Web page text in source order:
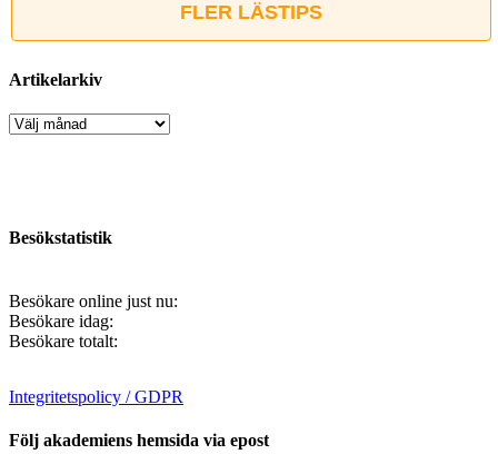
FLER LÄSTIPS
Artikelarkiv
Artikelarkiv
Besökstatistik
Besökare online just nu:
Besökare idag:
Besökare totalt:
Integritetspolicy / GDPR
Följ akademiens hemsida via epost